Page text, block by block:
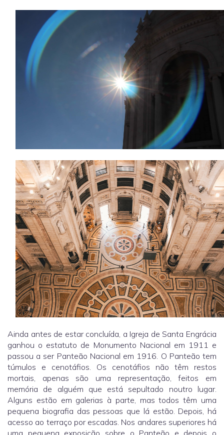
Ainda antes de estar concluída, a Igreja de Santa Engrácia
ganhou o estatuto de Monumento Nacional em 1911 e
passou a ser Panteão Nacional em 1916. O Panteão tem
túmulos e cenotáfios. Os cenotáfios não têm restos
mortais, apenas são uma representação, feitos em
memória de alguém que está sepultado noutro lugar.
Alguns estão em galerias à parte, mas todos têm uma
pequena biografia das pessoas que lá estão. Depois, há
acesso ao terraço por escadas. Nos andares superiores há
uma pequena exposição sobre o Panteão e depois o